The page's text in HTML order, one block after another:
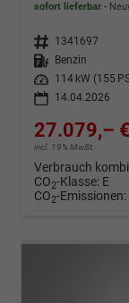
sofort lieferbar
Fahrzeugnr. 1341697
Kraftstoff
Benzin
Leistung
114 kW (155
14.04.2026
27.079,– €
incl. 19% MwSt.
Verbrauch
CO2-Klasse: E
CO2-Emissionen: